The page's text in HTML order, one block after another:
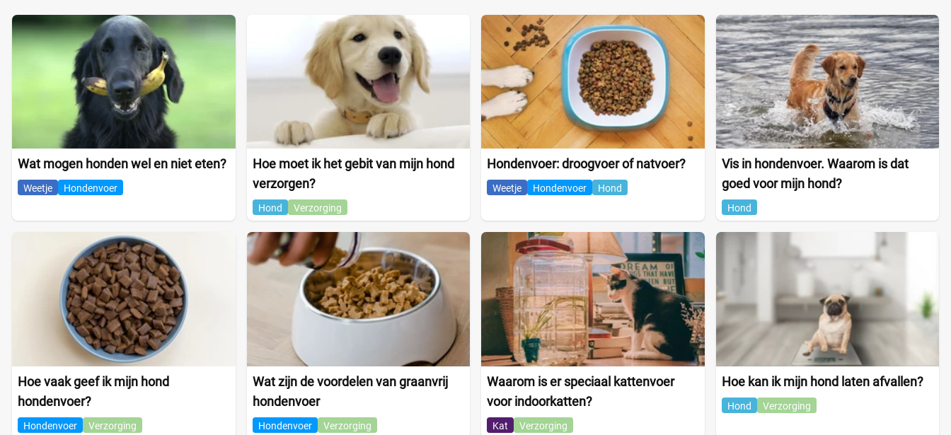
Wat mogen honden wel en niet eten?
Weetje Hondenvoer
Hoe moet ik het gebit van mijn hond
verzorgen?
Hond Verzorging
Hondenvoer: droogvoer of natvoer?
Weetje Hondenvoer Hond
Vis in hondenvoer. Waarom is dat
goed voor mijn hond?
Hond
Hoe vaak geef ik mijn hond
hondenvoer?
Hondenvoer Verzorging
Wat zijn de voordelen van graanvrij
hondenvoer
Hondenvoer Verzorging
Waarom is er speciaal kattenvoer
voor indoorkatten?
Kat Verzorging
Hoe kan ik mijn hond laten afvallen?
Hond Verzorging